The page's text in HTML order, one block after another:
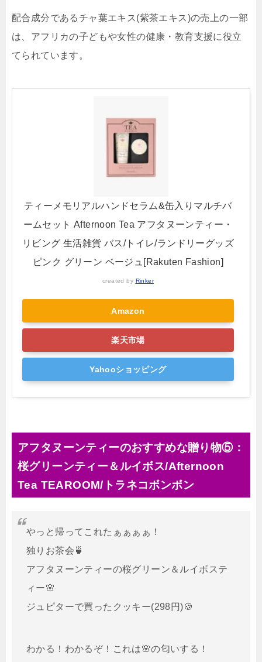
配合成分であるチャ葉エキス(紫茶エキス)の売上の一部
は、アフリカの子どもや女性の健康・教育支援に役立
てられています。
ティーメモリアルハンドセラム&缶入りマルチバ
ームセット Afternoon Tea アフタヌーンティー・
リビング 生活雑貨 バス/トイレ/ランドリーグッズ
ピンク グリーン ベージュ[Rakuten Fashion]
created by Rinker
Amazon
楽天市場
Yahooショッピング
アフタヌーンティーのおすすめな贈り物⑤：
桜グリーンティー＆ルイボス/Afternoon
Tea TEAROOM/トラネコボンボン
やっと帰ってこれたぁぁぁぁ！
独りお茶会🍵
アフタヌーンティーの桜グリーン＆ルイボステ
ィー🌸
ジュピターで買ったクッキー(298円)🍪
わかる！わかるぞ！これは🌸の匂いする！